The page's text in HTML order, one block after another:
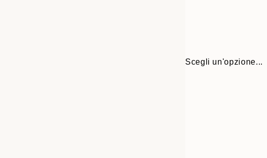
Scegli un'opzione...